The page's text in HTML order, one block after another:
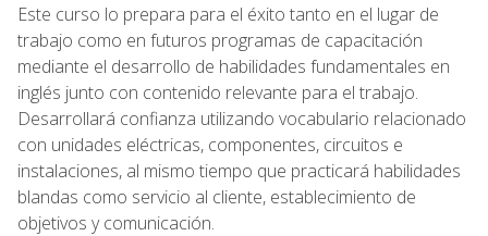
Este curso lo prepara para el éxito tanto en el lugar de
trabajo como en futuros programas de capacitación
mediante el desarrollo de habilidades fundamentales en
inglés junto con contenido relevante para el trabajo.
Desarrollará confianza utilizando vocabulario relacionado
con unidades eléctricas, componentes, circuitos e
instalaciones, al mismo tiempo que practicará habilidades
blandas como servicio al cliente, establecimiento de
objetivos y comunicación.